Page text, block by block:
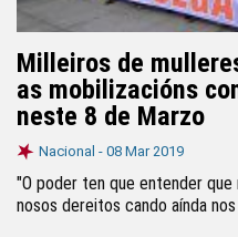
Milleiros de
as mobilizacións
neste 8 de Marzo
Nacional - 08 Mar 2019
"O poder ten que entender
nosos dereitos cando aínda